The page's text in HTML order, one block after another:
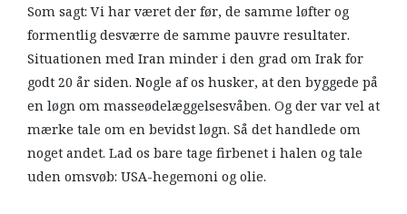
Som sagt: Vi har været der før, de samme løfter og
formentlig desværre de samme pauvre resultater.
Situationen med Iran minder i den grad om Irak for
godt 20 år siden. Nogle af os husker, at den byggede på
en løgn om masseødelæggelsesvåben. Og der var vel at
mærke tale om en bevidst løgn. Så det handlede om
noget andet. Lad os bare tage firbenet i halen og tale
uden omsvøb: USA-hegemoni og olie.